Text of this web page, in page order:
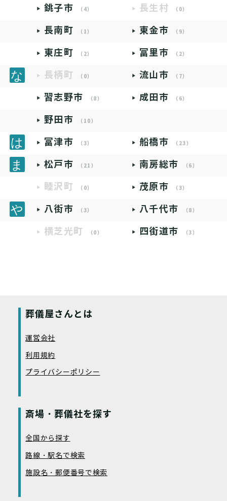
銚子市 （4） 長生村 （0）
長南町 （1） 東金市 （9）
東庄町 （2） 富里市 （2）
長柄町 （0） 流山市 （7）
習志野市 （8） 成田市 （6）
野田市 （10）
富津市 （3） 船橋市 （23）
松戸市 （21） 南房総市 （6）
睦沢町 （0） 茂原市 （3）
八街市 （3） 八千代市 （8）
横芝光町 （0） 四街道市 （3）
葬儀屋さんとは
運営会社
利用規約
プライバシーポリシー
斎場・葬儀社を探す
全国から探す
路線・駅名で検索
施設名・郵便番号で検索